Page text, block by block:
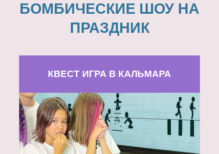
БОМБИЧЕСКИЕ ШОУ НА
ПРАЗДНИК
КВЕСТ ИГРА В КАЛЬМАРА